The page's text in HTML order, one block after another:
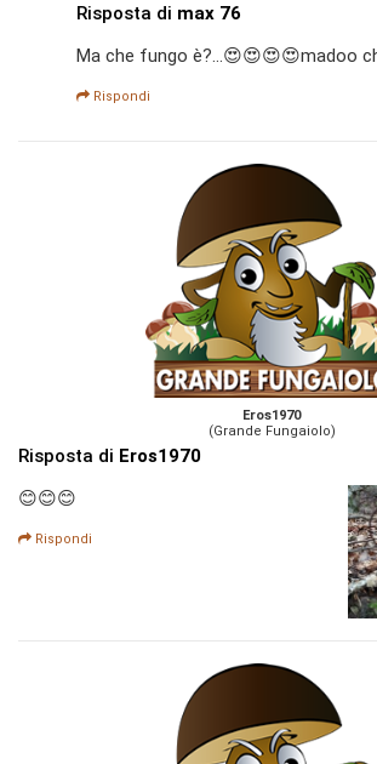
Risposta di max 76
Ma che fungo è?...😍😍😍😍madoo
Rispondi
Eros1970
(Grande Fungaiolo)
Risposta di Eros1970
😊😊😊
Rispondi